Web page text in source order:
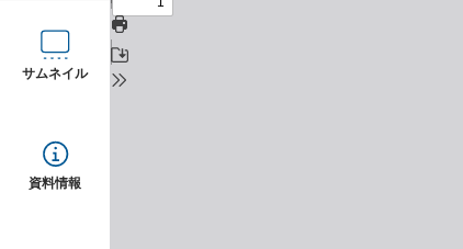
サムネイル
資料情報